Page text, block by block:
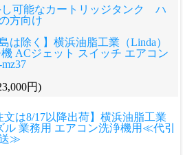
し可能なカートリッジタンク ハ
方向け
は除く】横浜油脂工業（Linda）
ACジェット スイッチ エアコン
円)
文は8/17以降出荷】横浜油脂工業
ル 業務用 エアコン洗浄機用≪代引
送≫